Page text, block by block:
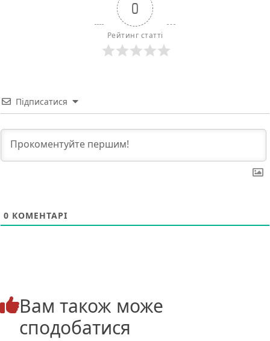
0
Рейтинг статті
Підписатися
0 КОМЕНТАРІ
Вам також може
сподобатися